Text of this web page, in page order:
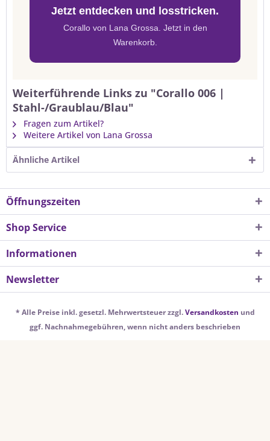
Jetzt entdecken und losstricken.
Corallo von Lana Grossa. Jetzt in den
Warenkorb.
Weiterführende Links zu "Corallo 006 |
Stahl-/Graublau/Blau"
Fragen zum Artikel?
Weitere Artikel von Lana Grossa
Ähnliche Artikel
Öffnungszeiten
Shop Service
Informationen
Newsletter
* Alle Preise inkl. gesetzl. Mehrwertsteuer zzgl.Versandkosten und
ggf. Nachnahmegebühren, wenn nicht anders beschrieben